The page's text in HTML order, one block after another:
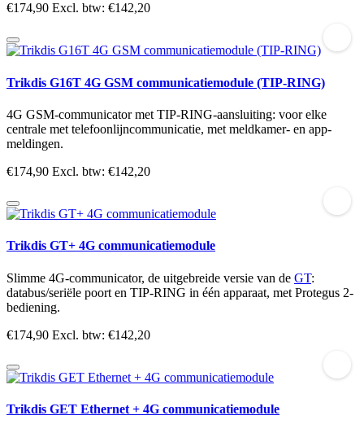
€174,90 Excl. btw: €142,20
Trikdis G16T 4G GSM communicatiemodule (TIP-RING)
4G GSM-communicator met TIP-RING-aansluiting: voor elke
centrale met telefoonlijncommunicatie, met meldkamer- en app-
meldingen.
€174,90 Excl. btw: €142,20
Trikdis GT+ 4G communicatiemodule
Slimme 4G-communicator, de uitgebreide versie van de GT:
databus/seriële poort en TIP-RING in één apparaat, met Protegus 2-
bediening.
€174,90 Excl. btw: €142,20
Trikdis GET Ethernet + 4G communicatiemodule